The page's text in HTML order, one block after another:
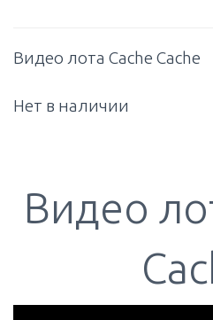
Видео лота Cache Cache
Нет в наличии
Видео